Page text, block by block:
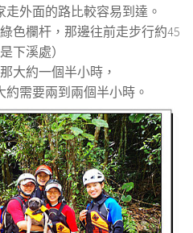
外面的路比較容易到達。
色欄杆，那邊往前走步行約45
下溪處）
大約一個半小時，
需要兩到兩個半小時。